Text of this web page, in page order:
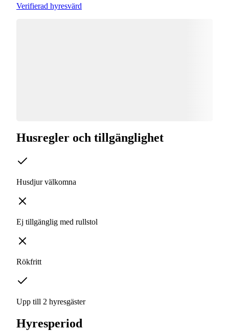
Verifierad hyresvärd
Husregler och tillgänglighet
Husdjur välkomna
Ej tillgänglig med rullstol
Rökfritt
Upp till 2 hyresgäster
Hyresperiod